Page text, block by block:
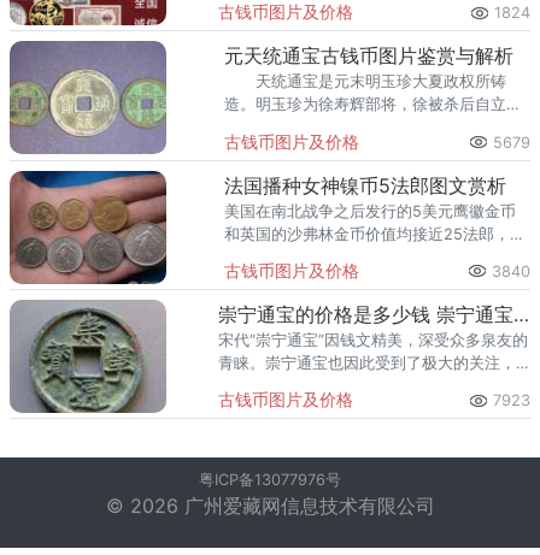
服务，同时也深受客户的信赖与欢迎。
古钱币图片及价格 1824
元天统通宝古钱币图片鉴赏与解析
天统通宝是元末明玉珍大夏政权所铸
造。明玉珍为徐寿辉部将，徐被杀后自立，
楷书和篆书钱。
古钱币图片及价格 5679
法国播种女神镍币5法郎图文赏析
美国在南北战争之后发行的5美元鹰徽金币
和英国的沙弗林金币价值均接近25法郎，因
拉丁货币同盟建立联系，但这一建议被担心
货币重铸成本的法国拒绝。
古钱币图片及价格 3840
崇宁通宝的价格是多少钱 崇宁通宝的最新价格一览表
宋代“崇宁通宝”因钱文精美，深受众多泉友的
青睐。崇宁通宝也因此受到了极大的关注，
逐渐增加。
古钱币图片及价格 7923
粤ICP备13077976号
© 2026 广州爱藏网信息技术有限公司